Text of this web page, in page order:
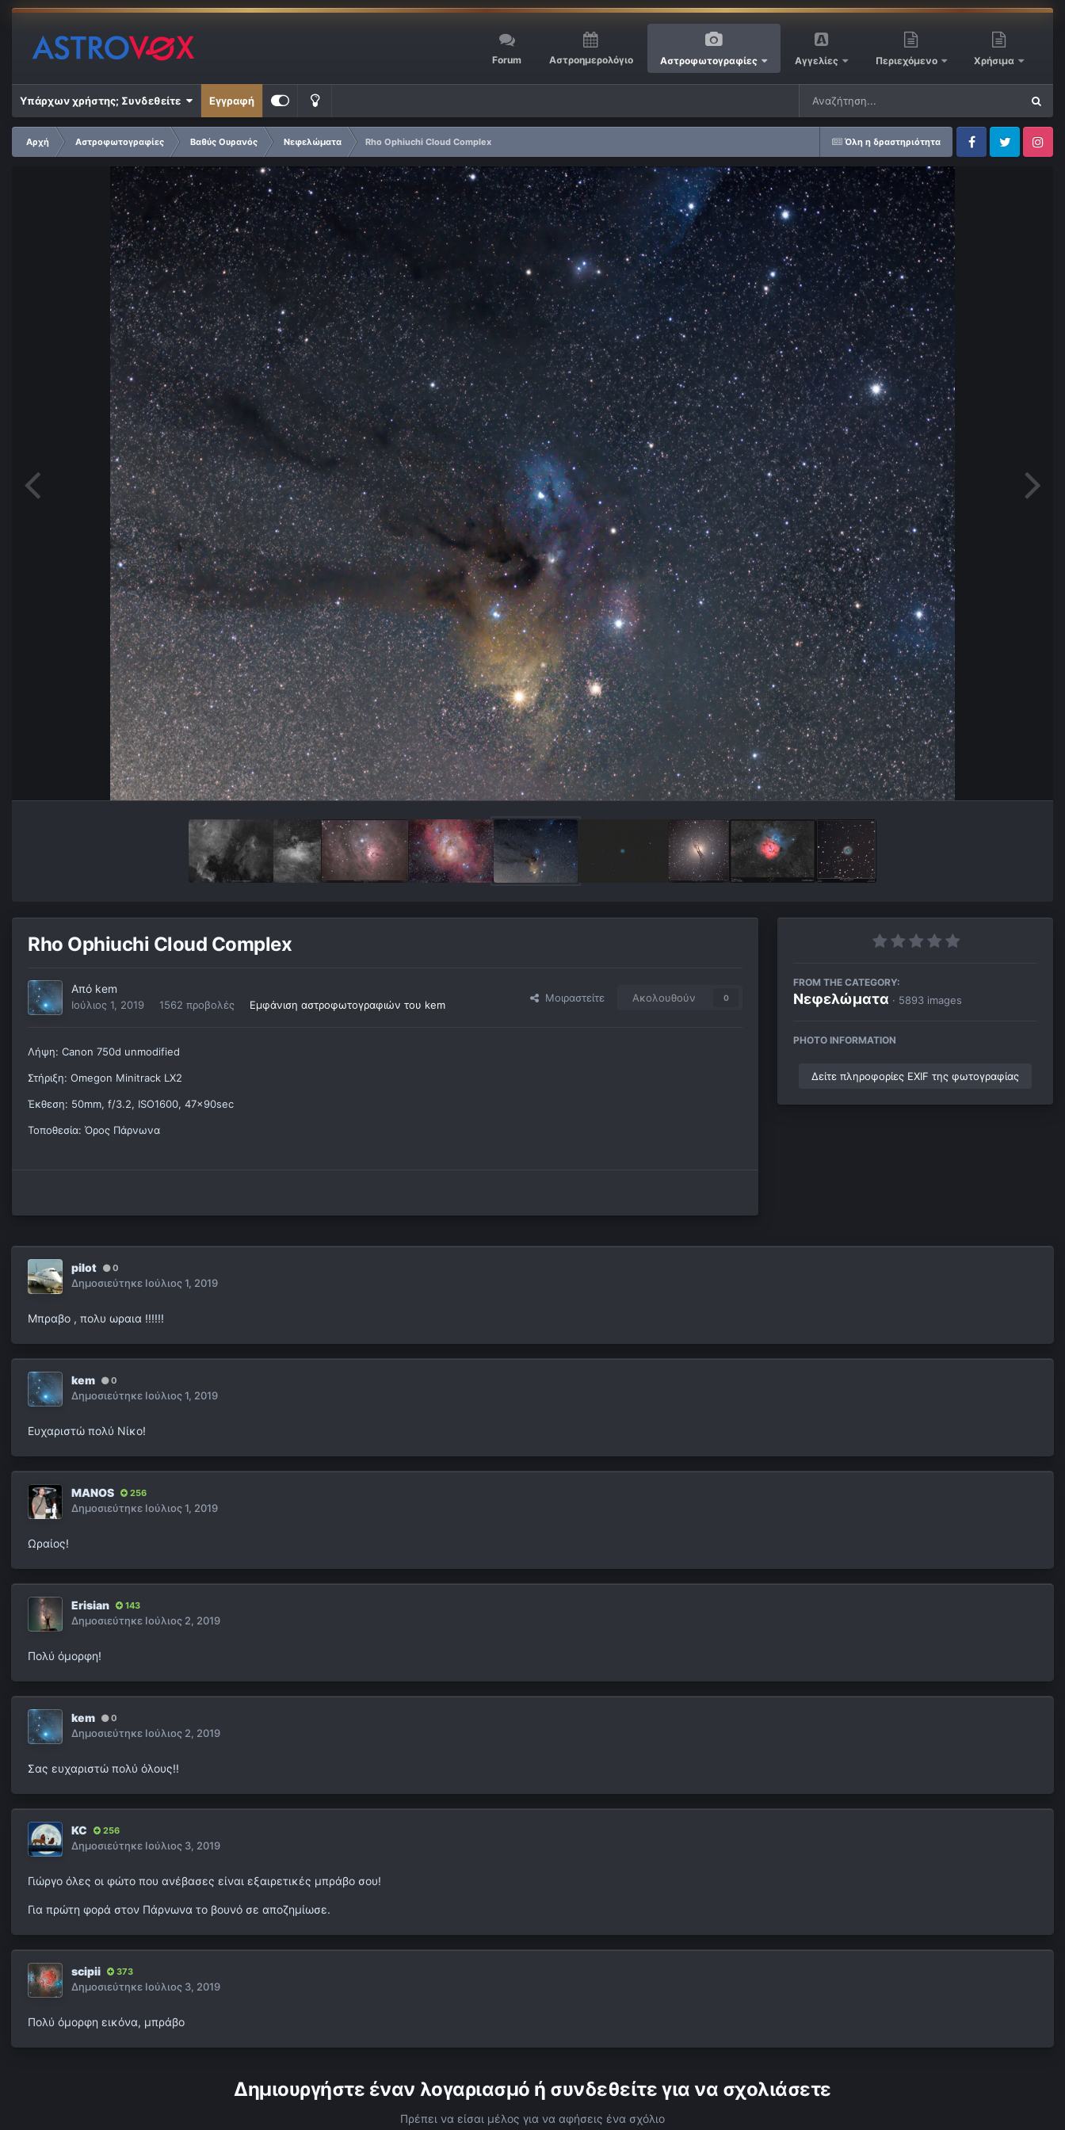
Forum Αστροημερολόγιο Αστροφωτογραφίες Αγγελίες Περιεχόμενο Χρήσιμα
Υπάρχων χρήστης; Συνδεθείτε Εγγραφή
Όλη η δραστηριότητα
Αρχή Αστροφωτογραφίες Βαθύς Ουρανός Νεφελώματα
Rho Ophiuchi Cloud Complex
FacebookTwitter Instagram
Rho Ophiuchi Cloud Complex
Από kem
Ιούλιος 1, 2019 1562 προβολές Εμφάνιση αστροφωτογραφιών του kem
Μοιραστείτε Ακολουθούν 0
Λήψη: Canon 750d unmodified
Στήριξη: Οmegon Minitrack LX2
Έκθεση: 50mm, f/3.2, ISO1600, 47x90sec
Τοποθεσία: Όρος Πάρνωνα
FROM THE CATEGORY:
Νεφελώματα · 5893 images
PHOTO INFORMATION
Δείτε πληροφορίες EXIF της φωτογραφίας
pilot 0
Δημοσιεύτηκε Ιούλιος 1, 2019
Μπραβο , πολυ ωραια !!!!!!
kem 0
Δημοσιεύτηκε Ιούλιος 1, 2019
Ευχαριστώ πολύ Νίκο!
MANOS 256
Δημοσιεύτηκε Ιούλιος 1, 2019
Ωραίος!
Erisian 143
Δημοσιεύτηκε Ιούλιος 2, 2019
Πολύ όμορφη!
kem 0
Δημοσιεύτηκε Ιούλιος 2, 2019
Σας ευχαριστώ πολύ όλους!!
KC 256
Δημοσιεύτηκε Ιούλιος 3, 2019
Γιώργο όλες οι φώτο που ανέβασες είναι εξαιρετικές μπράβο σου!
Για πρώτη φορά στον Πάρνωνα το βουνό σε αποζημίωσε.
scipii 373
Δημοσιεύτηκε Ιούλιος 3, 2019
Πολύ όμορφη εικόνα, μπράβο
Δημιουργήστε έναν λογαριασμό ή συνδεθείτε για να σχολιάσετε
Πρέπει να είσαι μέλος για να αφήσεις ένα σχόλιο